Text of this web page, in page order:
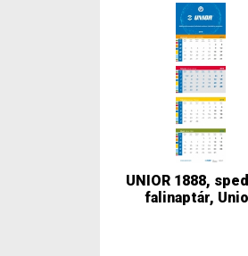
UNIOR 1888,
falinaptár,